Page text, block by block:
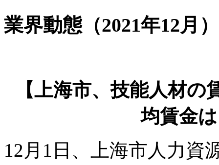
業界動態（2021年12月）
【上海市、技能人材
均賃金
12月1日、上海市人力資